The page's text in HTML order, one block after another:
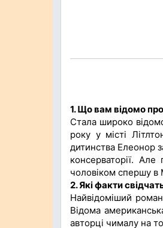
1. Що вам відомо
Стала широко
року у місті
дитинства Елеонор
консерваторії.
чоловіком спершу в
2. Які факти
Найвідоміший
Відома
авторці чималу на